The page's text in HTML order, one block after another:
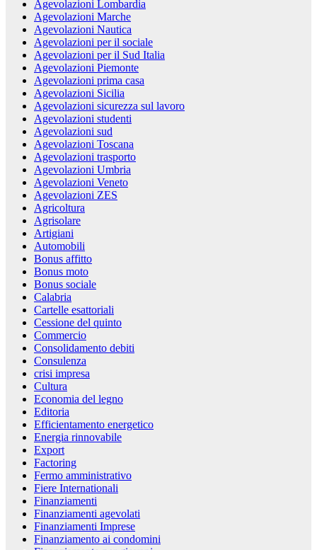
Agevolazioni Lombardia
Agevolazioni Marche
Agevolazioni Nautica
Agevolazioni per il sociale
Agevolazioni per il Sud Italia
Agevolazioni Piemonte
Agevolazioni prima casa
Agevolazioni Sicilia
Agevolazioni sicurezza sul lavoro
Agevolazioni studenti
Agevolazioni sud
Agevolazioni Toscana
Agevolazioni trasporto
Agevolazioni Umbria
Agevolazioni Veneto
Agevolazioni ZES
Agricoltura
Agrisolare
Artigiani
Automobili
Bonus affitto
Bonus moto
Bonus sociale
Calabria
Cartelle esattoriali
Cessione del quinto
Commercio
Consolidamento debiti
Consulenza
crisi impresa
Cultura
Economia del legno
Editoria
Efficientamento energetico
Energia rinnovabile
Export
Factoring
Fermo amministrativo
Fiere Internationali
Finanziamenti
Finanziamenti agevolati
Finanziamenti Imprese
Finanziamento ai condomini